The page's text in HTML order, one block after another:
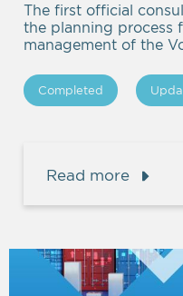
The first official
the planning process
management of the
Completed
Read more